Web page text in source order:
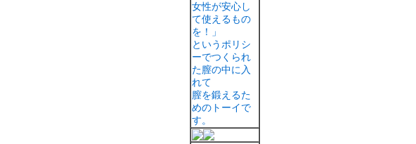
女性が安心し
て使えるもの
を！」
というポリシ
ーでつくられ
た膣の中に入
れて
膣を鍛えるた
めのトーイで
す。